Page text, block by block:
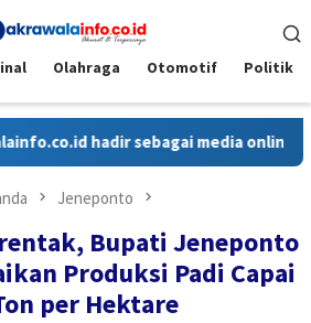
Olahraga Otomotif Politik
hadir sebagai media online yang
Jeneponto
Bupati Jeneponto
Produksi Padi Capai
per Hektare